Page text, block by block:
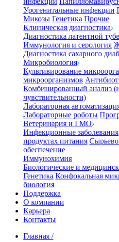
Урогенитальные инфекции
Микозы Генетика Прочие
Клиническая диагностика
Диагностика латентной
Иммунология и серология
Диагностика сахарного
Микробиология
Культивирование
микроорганизмов
Комбинированный анализ
чувствительности)
Лабораторная
Лабораторные роботы
Ветеринария и ГМО
Инфекционные заболевания
продуктах питания
обеспечение
Иммунохимия
Биологические и
Генетика Конфокальная
биология
Поддержка
О компании
Карьера
Контакты
Главная /